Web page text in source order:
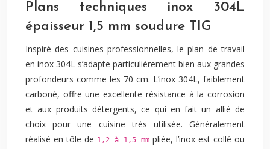
Plans techniques inox 304L
épaisseur 1,5 mm soudure TIG
Inspiré des cuisines professionnelles, le plan de travail
en inox 304L s’adapte particulièrement bien aux grandes
profondeurs comme les 70 cm. L’inox 304L, faiblement
carboné, offre une excellente résistance à la corrosion
et aux produits détergents, ce qui en fait un allié de
choix pour une cuisine très utilisée. Généralement
réalisé en tôle de 1,2 à 1,5 mm pliée, l’inox est collé ou